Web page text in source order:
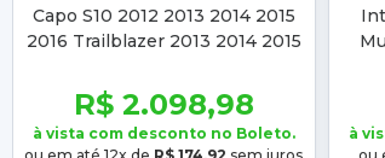
Capo S10 2012 2013 2014 2015
2016 Trailblazer 2013 2014 2015
R$ 2.098,98
à vista com desconto no Boleto.
à